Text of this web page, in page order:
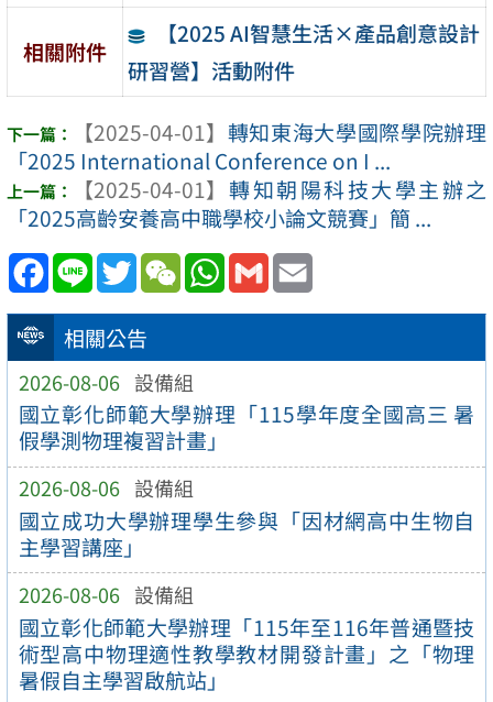
相關公告
2026-08-06 設備組
國立彰化師範大學辦理「115學年度全國高三 暑
假學測物理複習計畫」
2026-08-06 設備組
國立成功大學辦理學生參與「因材網高中生物自
主學習講座」
2026-08-06 設備組
國立彰化師範大學辦理「115年至116年普通暨技
術型高中物理適性教學教材開發計畫」之「物理
暑假自主學習啟航站」
相關附件
【2025 AI智慧生活×產品創意設計
研習營】活動附件
【2025-04-01】 轉知東海大學國際學院辦理
「2025 International Conference on I ...
【2025-04-01】 轉知朝陽科技大學主辦之
「2025高齡安養高中職學校小論文競賽」簡 ...
Facebook
Line TwitterWeChatWhatsApp
Gmail